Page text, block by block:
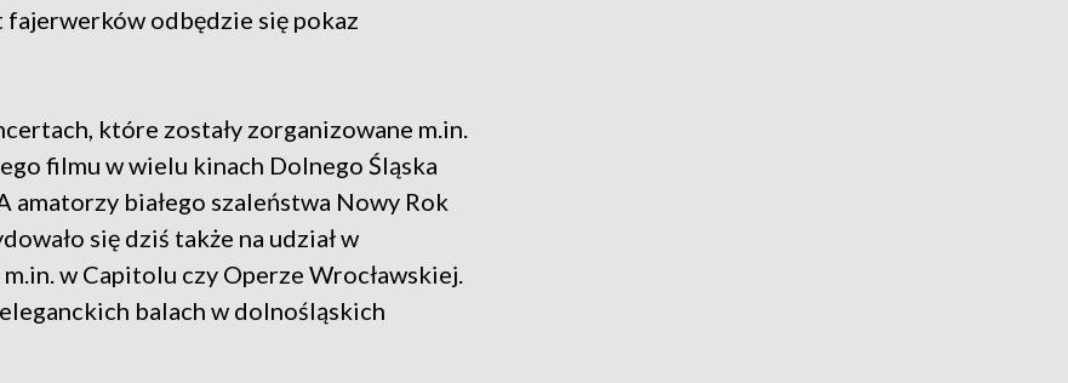
odbędzie się pokaz
które zostały zorganizowane m.in.
filmu w wielu kinach Dolnego Śląska
amatorzy białego szaleństwa Nowy Rok
się dziś także na udział w
w Capitolu czy Operze Wrocławskiej.
balach w dolnośląskich